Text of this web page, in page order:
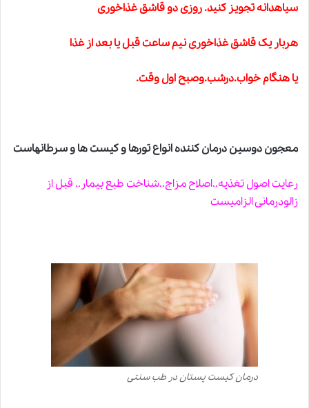
سیاهدانه تجویز کنید. روزی دو قاشق غذاخوری
هربار یک قاشق غذاخوری نیم ساعت قبل یا بعد از غذا
یا هنگام خواب.درشب.وصبح اول وقت.
معجون دوسین درمان کننده انواع تورها و کیست ها و سرطانهاست
رعایت اصول تغذیه..اصلاح مزاج..شناخت طبع بیمار.. قبل از
زالودرمانی الزامیست
درمان کیست پستان در طب سنتی